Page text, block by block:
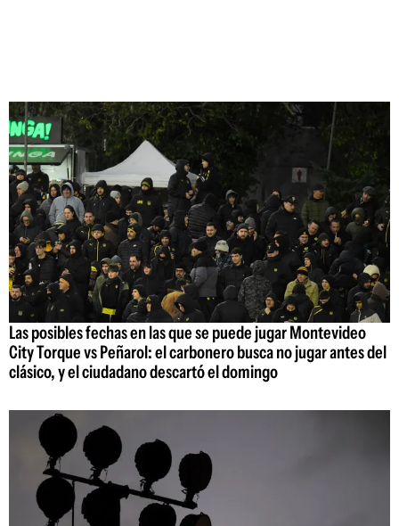
Las posibles fechas en las que se puede jugar Montevideo
City Torque vs Peñarol: el carbonero busca no jugar antes del
clásico, y el ciudadano descartó el domingo